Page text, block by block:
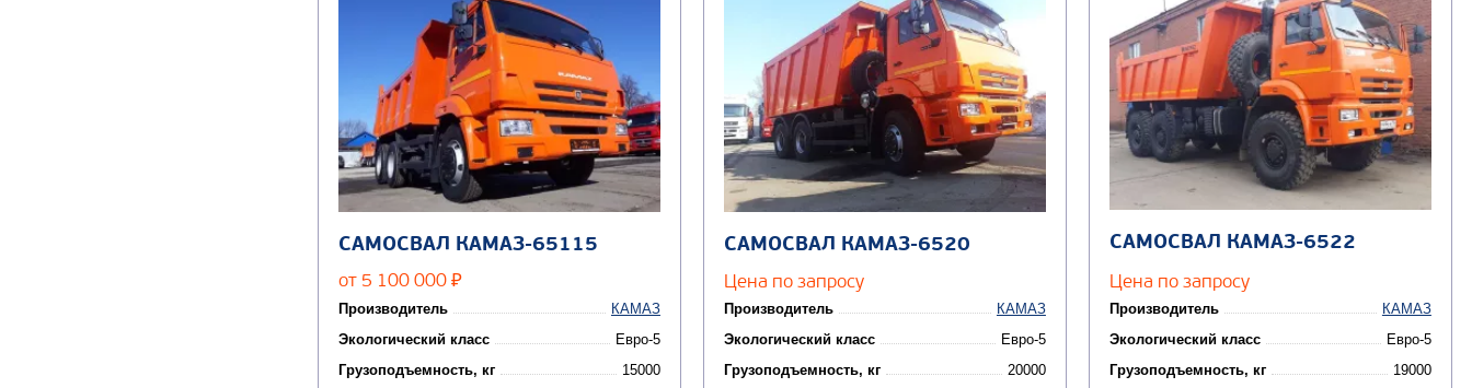
САМОСВАЛ КАМАЗ-65115
от 5 100 000 ₽
Производитель
КАМАЗ
Экологический класс
Евро-5
Грузоподъемность, кг
15000
САМОСВАЛ КАМАЗ-6520
Цена по запросу
Производитель
КАМАЗ
Экологический класс
Евро-5
Грузоподъемность, кг
20000
САМОСВАЛ КАМАЗ-6522
Цена по запросу
Производитель
КАМАЗ
Экологический класс
Евро-5
Грузоподъемность, кг
19000